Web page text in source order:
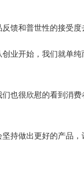
馈和普世性的接受
业开始，我们就单
也很欣慰的看到消
持做出更好的产品